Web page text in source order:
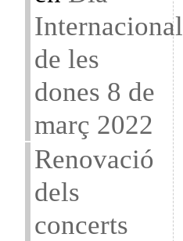
Internacional
de les
dones 8 de
març 2022
Renovació
dels
concerts